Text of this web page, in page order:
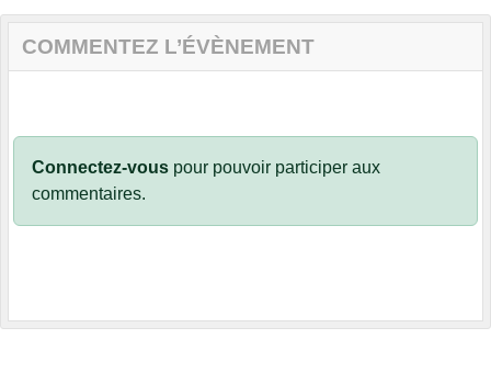
COMMENTEZ L’ÉVÈNEMENT
Connectez-vous pour pouvoir participer aux
commentaires.